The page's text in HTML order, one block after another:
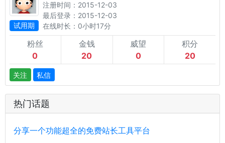
试用期
注册时间：2015-12-03
最后登录：2015-12-03
在线时长：0小时17分
粉丝
0
金钱
20
威望
0
积分
20
关注 私信
热门话题
分享一个功能超全的免费站长工具平台